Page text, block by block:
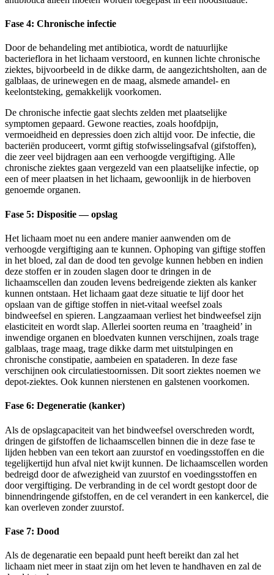
Fase 4: Chronische infectie
Door de behandeling met antibiotica, wordt de natuurlijke
bacterieflora in het lichaam verstoord, en kunnen lichte chronische
ziektes, bijvoorbeeld in de dikke darm, de aangezichtsholten, aan de
galblaas, de urinewegen en de maag, alsmede amandel- en
keelontsteking, gemakkelijk voorkomen.
De chronische infectie gaat slechts zelden met plaatselijke
symptomen gepaard. Gewone reacties, zoals hoofdpijn,
vermoeidheid en depressies doen zich altijd voor. De infectie, die
bacteriën produceert, vormt giftig stofwisselingsafval (gifstoffen),
die zeer veel bijdragen aan een verhoogde vergiftiging. Alle
chronische ziektes gaan vergezeld van een plaatselijke infectie, op
een of meer plaatsen in het lichaam, gewoonlijk in de hierboven
genoemde organen.
Fase 5: Dispositie — opslag
Het lichaam moet nu een andere manier aanwenden om de
verhoogde vergiftiging aan te kunnen. Ophoping van giftige stoffen
in het bloed, zal dan de dood ten gevolge kunnen hebben en indien
deze stoffen er in zouden slagen door te dringen in de
lichaamscellen dan zouden levens bedreigende ziekten als kanker
kunnen ontstaan. Het lichaam gaat deze situatie te lijf door het
opslaan van de giftige stoffen in niet-vitaal weefsel zoals
bindweefsel en spieren. Langzaamaan verliest het bindweefsel zijn
elasticiteit en wordt slap. Allerlei soorten reuma en ’traagheid’ in
inwendige organen en bloedvaten kunnen verschijnen, zoals trage
galblaas, trage maag, trage dikke darm met uitstulpingen en
chronische constipatie, aambeien en spataderen. In deze fase
verschijnen ook circulatiestoornissen. Dit soort ziektes noemen we
depot-ziektes. Ook kunnen nierstenen en galstenen voorkomen.
Fase 6: Degeneratie (kanker)
Als de opslagcapaciteit van het bindweefsel overschreden wordt,
dringen de gifstoffen de lichaamscellen binnen die in deze fase te
lijden hebben van een tekort aan zuurstof en voedingsstoffen en die
tegelijkertijd hun afval niet kwijt kunnen. De lichaamscellen worden
bedreigd door de afwezigheid van zuurstof en voedingsstoffen en
door vergiftiging. De verbranding in de cel wordt gestopt door de
binnendringende gifstoffen, en de cel verandert in een kankercel, die
kan overleven zonder zuurstof.
Fase 7: Dood
Als de degenaratie een bepaald punt heeft bereikt dan zal het
lichaam niet meer in staat zijn om het leven te handhaven en zal de